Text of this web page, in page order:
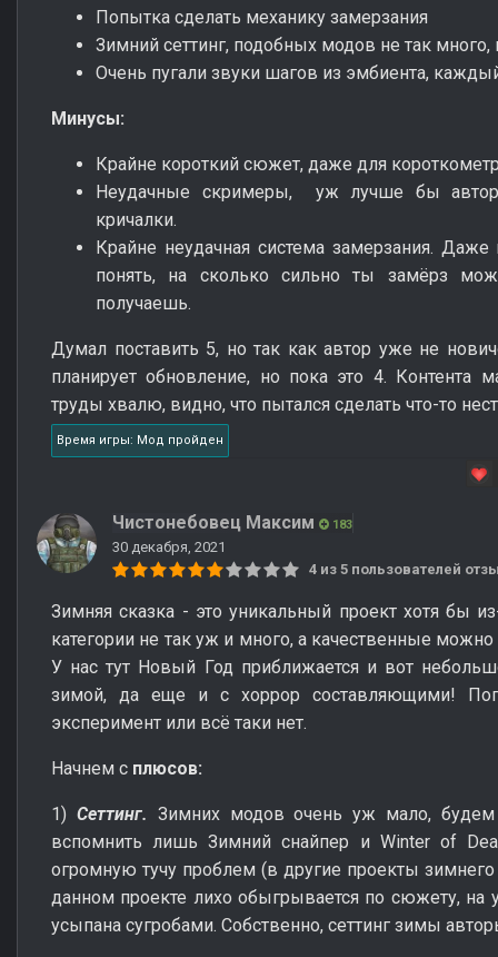
Попытка сделать механику замерзания
Зимний сеттинг, подобных модов не так много,
Очень пугали звуки шагов из эмбиента,
Минусы:
Крайне короткий сюжет, даже для
Неудачные скримеры, уж лучше бы автор
кричалки.
Крайне неудачная система замерзания.
понять, на сколько сильно ты замёрз
получаешь.
Думал поставить 5, но так как автор уже не
планирует обновление, но пока это 4. Контента
труды хвалю, видно, что пытался сделать что-то
Время игры: Мод пройден
Чистонебовец Максим 183
30 декабря, 2021
4 из 5 пользователей
Зимняя сказка - это уникальный проект хотя бы
категории не так уж и много, а качественные
У нас тут Новый Год приближается и вот
зимой, да еще и с хоррор составляющими!
эксперимент или всё таки нет.
Начнем с плюсов:
1) Сеттинг. Зимних модов очень уж мало,
вспомнить лишь Зимний снайпер и Winter of
огромную тучу проблем (в другие проекты зимнего
данном проекте лихо обыгрывается по сюжету, на
усыпана сугробами. Собственно, сеттинг зимы